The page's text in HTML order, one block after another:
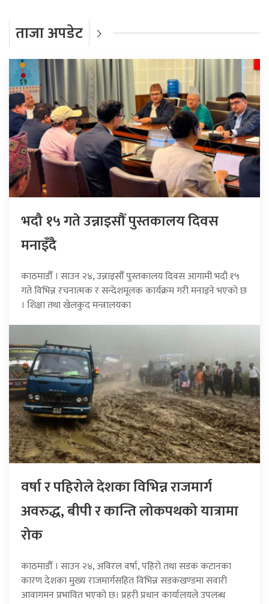
ताजा अपडेट
भदौ १५ गते उन्नाइसौँ पुस्तकालय दिवस
मनाइँदै
काठमाडौँ । साउन २४, उन्नाइसौँ पुस्तकालय दिवस आगामी भदौ १५
गते विभिन्न रचनात्मक र सन्देशमूलक कार्यक्रम गरी मनाइने भएको छ
। शिक्षा तथा खेलकुद मन्त्रालयका
वर्षा र पहिरोले देशका विभिन्न राजमार्ग
अवरुद्ध, बीपी र कान्ति लोकपथको यात्रामा
रोक
काठमाडौँ । साउन २४, अविरल वर्षा, पहिरो तथा सडक कटानका
कारण देशका मुख्य राजमार्गसहित विभिन्न सडकखण्डमा सवारी
आवागमन प्रभावित भएको छ। प्रहरी प्रधान कार्यालयले उपलब्ध